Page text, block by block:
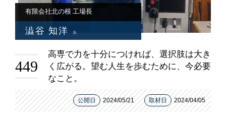
449
高専で力を十分につければ、選択肢は大き
く広がる。望む人生を歩むために、今必要
なこと。
公開日 2024/05/21 取材日 2024/04/05
澁谷 知洋 氏
有限会社北の根 工場長